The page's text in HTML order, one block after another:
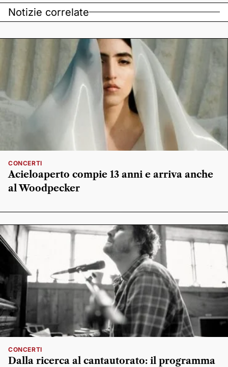
Notizie correlate
CONCERTI
Acieloaperto compie 13 anni e arriva anche
al Woodpecker
CONCERTI
Dalla ricerca al cantautorato: il programma